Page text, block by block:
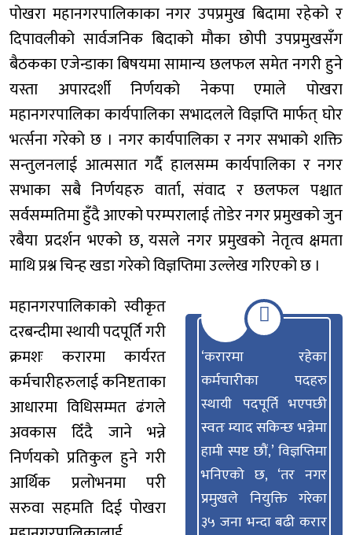
पोखरा महानगरपालिकाका नगर उपप्रमुख बिदामा रहेको र
दिपावलीको सार्वजनिक बिदाको मौका छोपी उपप्रमुखसँग
बैठकका एजेन्डाका बिषयमा सामान्य छलफल समेत नगरी हुने
यस्ता अपारदर्शी निर्णयको नेकपा एमाले पोखरा
महानगरपालिका कार्यपालिका सभादलले विज्ञप्ति मार्फत् घोर
भर्त्सना गरेको छ । नगर कार्यपालिका र नगर सभाको शक्ति
सन्तुलनलाई आत्मसात गर्दै हालसम्म कार्यपालिका र नगर
सभाका सबै निर्णयहरु वार्ता, संवाद र छलफल पश्चात
सर्वसम्मतिमा हुँदै आएको परम्परालाई तोडेर नगर प्रमुखको जुन
रबैया प्रदर्शन भएको छ, यसले नगर प्रमुखको नेतृत्व क्षमता
माथि प्रश्न चिन्ह खडा गरेको विज्ञप्तिमा उल्लेख गरिएको छ ।
‘करारमा रहेका
कर्मचारीका पदहरु
स्थायी पदपूर्ति भएपछी
स्वतः म्याद सकिन्छ भन्नेमा
हामी स्पष्ट छौं,’ विज्ञप्तिमा
भनिएको छ, ‘तर नगर
प्रमुखले नियुक्ति गरेका
३५ जना भन्दा बढी करार
महानगरपालिकाको स्वीकृत
दरबन्दीमा स्थायी पदपूर्ति गरी
क्रमशः करारमा कार्यरत
कर्मचारीहरुलाई कनिष्टताका
आधारमा विधिसम्मत ढंगले
अवकास दिँदै जाने भन्ने
निर्णयको प्रतिकुल हुने गरी
आर्थिक प्रलोभनमा परी
सरुवा सहमति दिई पोखरा